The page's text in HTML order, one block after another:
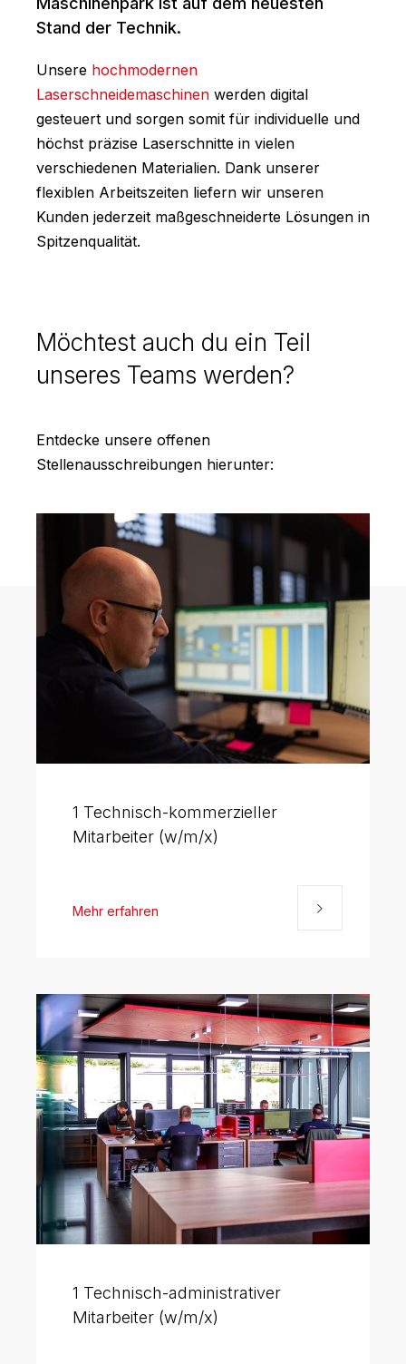
Stand der Technik.
Unsere hochmodernen
Laserschneidemaschinen werden digital
gesteuert und sorgen somit für individuelle und
höchst präzise Laserschnitte in vielen
verschiedenen Materialien. Dank unserer
flexiblen Arbeitszeiten liefern wir unseren
Kunden jederzeit maßgeschneiderte Lösungen in
Spitzenqualität.
Möchtest auch du ein Teil
unseres Teams werden?
Entdecke unsere offenen
Stellenausschreibungen hierunter:
1 Technisch-kommerzieller
Mitarbeiter (w/m/x)
Mehr erfahren
1 Technisch-administrativer
Mitarbeiter (w/m/x)